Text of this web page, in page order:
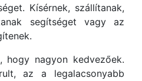
Kísérnek, szállítanak,
segítséget vagy az
hogy nagyon kedvezőek.
az a legalacsonyabb